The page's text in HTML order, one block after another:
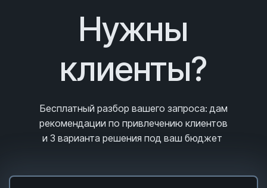
Нужны
клиенты?
Бесплатный разбор вашего запроса: дам
рекомендации по привлечению клиентов
и 3 варианта решения под ваш бюджет